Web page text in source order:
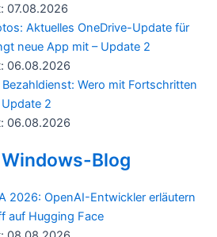
07.08.2026
Aktuelles OneDrive-Update für
neue App mit – Update 2
06.08.2026
Wero mit Fortschritten
2
06.08.2026
Blog
2026: OpenAI-Entwickler erläutern
auf Hugging Face